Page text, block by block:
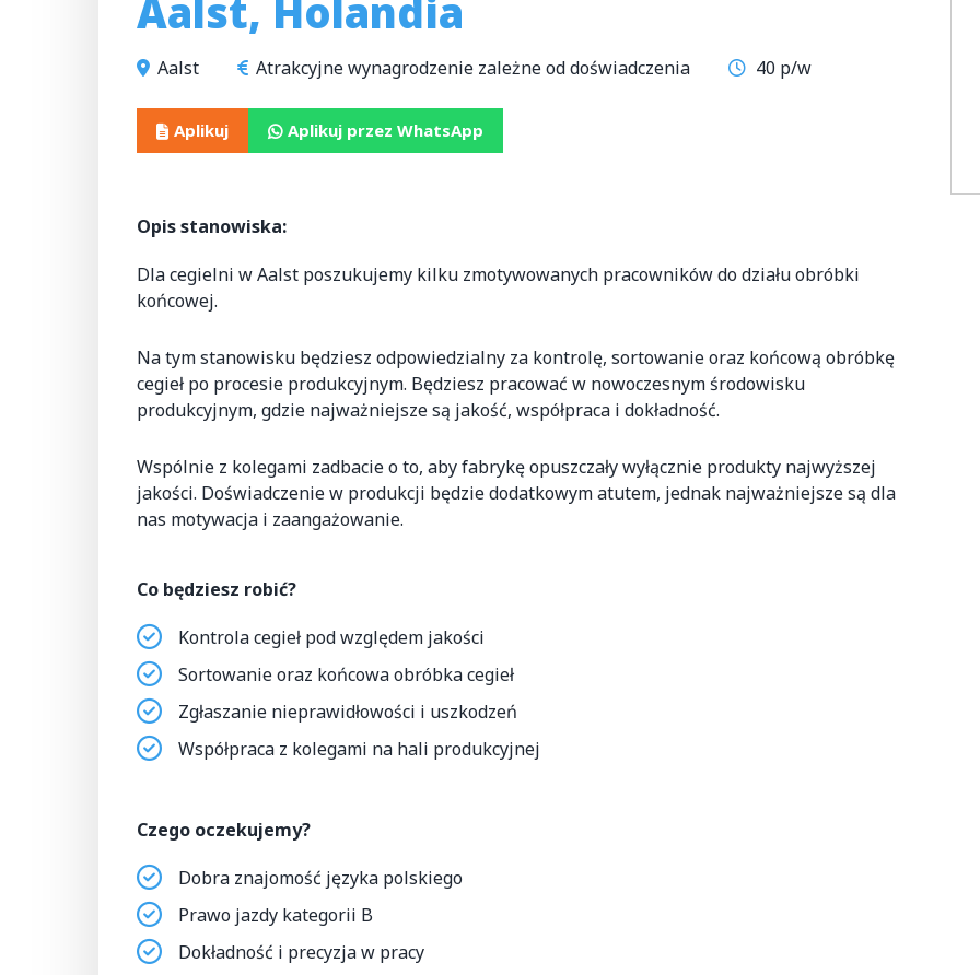
Aalst, Holandia
Aalst Atrakcyjne wynagrodzenie zależne od doświadczenia 40 p/w
Aplikuj Aplikuj przez WhatsApp
Opis stanowiska:
Dla cegielni w Aalst poszukujemy kilku zmotywowanych pracowników do działu obróbki
końcowej.
Na tym stanowisku będziesz odpowiedzialny za kontrolę, sortowanie oraz końcową obróbkę
cegieł po procesie produkcyjnym. Będziesz pracować w nowoczesnym środowisku
produkcyjnym, gdzie najważniejsze są jakość, współpraca i dokładność.
Wspólnie z kolegami zadbacie o to, aby fabrykę opuszczały wyłącznie produkty najwyższej
jakości. Doświadczenie w produkcji będzie dodatkowym atutem, jednak najważniejsze są dla
nas motywacja i zaangażowanie.
Co będziesz robić?
Kontrola cegieł pod względem jakości
Sortowanie oraz końcowa obróbka cegieł
Zgłaszanie nieprawidłowości i uszkodzeń
Współpraca z kolegami na hali produkcyjnej
Czego oczekujemy?
Dobra znajomość języka polskiego
Prawo jazdy kategorii B
Dokładność i precyzja w pracy